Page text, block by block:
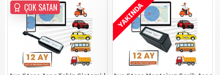
ÇOK SATAN
ÇOK SATAN YAKINDA